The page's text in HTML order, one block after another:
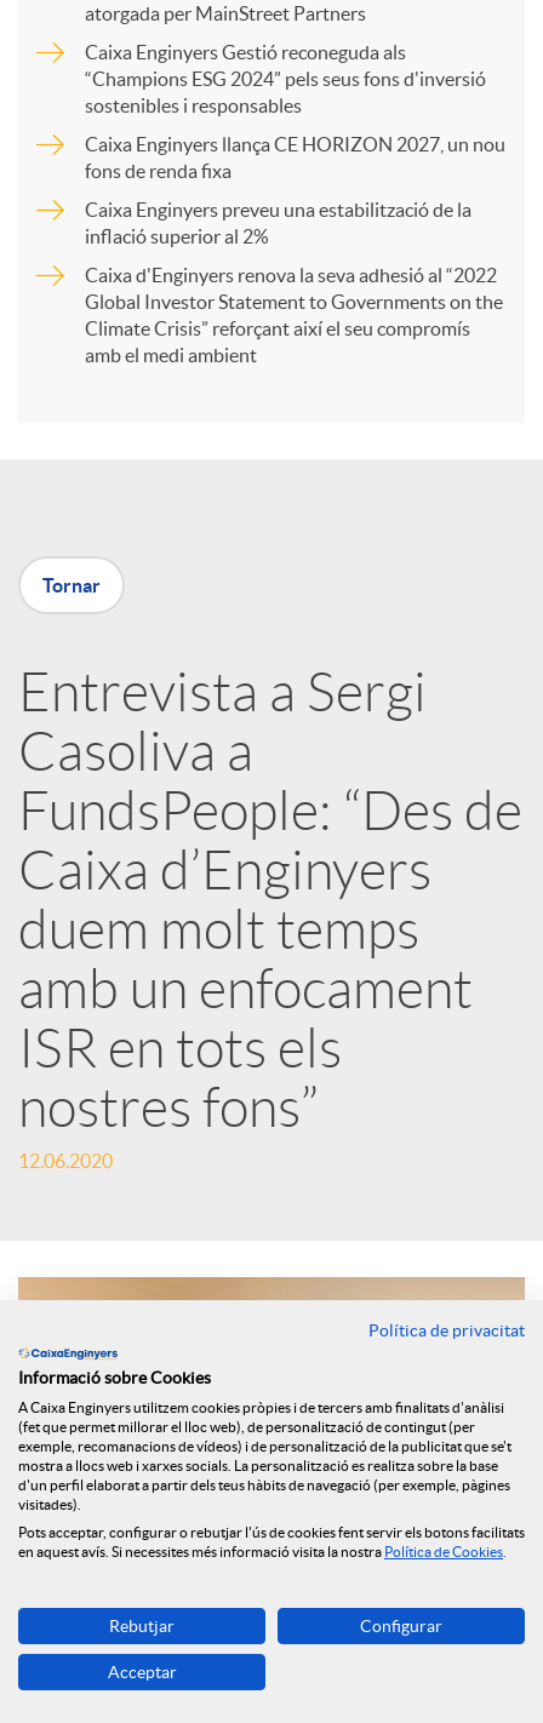
r
X
a
r
x
e
s
S
o
c
l
s
atorgada per MainStreet Partners
Caixa Enginyers Gestió reconeguda als
“Champions ESG 2024” pels seus fons d'inversió
sostenibles i responsables
Caixa Enginyers llança CE HORIZON 2027, un nou
fons de renda fixa
Caixa Enginyers preveu una estabilització de la
inflació superior al 2%
Caixa d'Enginyers renova la seva adhesió al “2022
Global Investor Statement to Governments on the
Climate Crisis” reforçant així el seu compromís
amb el medi ambient
Tornar
Entrevista a Sergi
Casoliva a
FundsPeople: “Des de
Caixa d’Enginyers
duem molt temps
amb un enfocament
ISR en tots els
nostres fons”
12.06.2020
Els principals selectors d’Espanya han assenyalat per al mitjà
digital FundsPeople quines variacions ha portat aquesta crisi
Política de privacitat
Informació sobre Cookies
A Caixa Enginyers utilitzem cookies pròpies i de tercers amb finalitats d'anàlisi
(fet que permet millorar el lloc web), de personalització de contingut (per
exemple, recomanacions de vídeos) i de personalització de la publicitat que se't
mostra a llocs web i xarxes socials. La personalització es realitza sobre la base
d'un perfil elaborat a partir dels teus hàbits de navegació (per exemple, pàgines
visitades).
Pots acceptar, configurar o rebutjar l'ús de cookies fent servir els botons facilitats
en aquest avís. Si necessites més informació visita la nostra Política de Cookies
Rebutjar Configurar
Acceptar